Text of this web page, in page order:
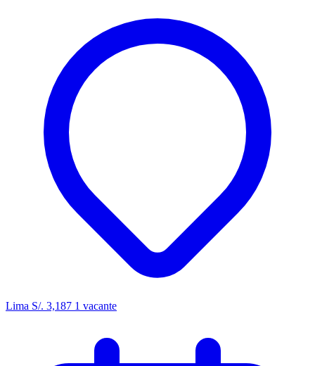
Lima S/. 3,187 1 vacante